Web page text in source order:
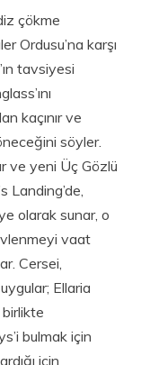
çökme
Ordusu’na karşı
tavsiyesi
kaçınır ve
söyler.
ve yeni Üç Gözlü
Landing’de,
olarak sunar, o
vaat
Cersei,
Ellaria
birlikte
bulmak için
için